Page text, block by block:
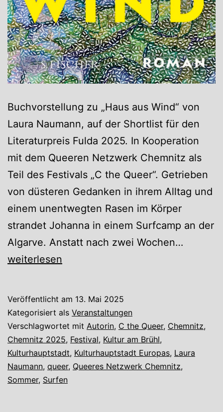
Buchvorstellung zu „Haus aus Wind“ von
Laura Naumann, auf der Shortlist für den
Literaturpreis Fulda 2025. In Kooperation
mit dem Queeren Netzwerk Chemnitz als
Teil des Festivals „C the Queer“. Getrieben
von düsteren Gedanken in ihrem Alltag und
einem unentwegten Rasen im Körper
strandet Johanna in einem Surfcamp an der
Algarve. Anstatt nach zwei Wochen…
weiterlesen
Veröffentlicht am 13. Mai 2025
Kategorisiert als Veranstaltungen
Verschlagwortet mit Autorin, C the Queer, Chemnitz,
Chemnitz 2025, Festival, Kultur am Brühl,
Kulturhauptstadt, Kulturhauptstadt Europas, Laura
Naumann, queer, Queeres Netzwerk Chemnitz,
Sommer, Surfen